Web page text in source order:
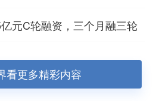
元C轮融资，三个月融三轮
看更多精彩内容